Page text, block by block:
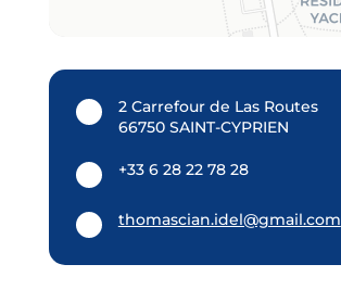
2 Carrefour de Las Routes
66750 SAINT-CYPRIEN
+33 6 28 22 78 28
thomascian.idel@gmail.com